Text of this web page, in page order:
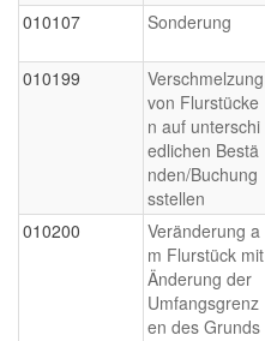
010107 Sonderung
010199
Verschmelzung
von Flurstücke
n auf unterschi
edlichen Bestä
nden/Buchung
sstellen
010200
Veränderung a
m Flurstück mit
Änderung der
Umfangsgrenz
en des Grunds